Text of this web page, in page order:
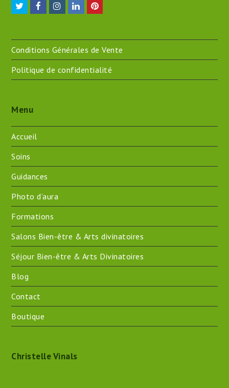
TwitterFacebookInstagram
LinkedInPinterest
Conditions Générales de Vente
Politique de confidentialité
Menu
Accueil
Soins
Guidances
Photo d’aura
Formations
Salons Bien-être & Arts divinatoires
Séjour Bien-être & Arts Divinatoires
Blog
Contact
Boutique
Christelle Vinals